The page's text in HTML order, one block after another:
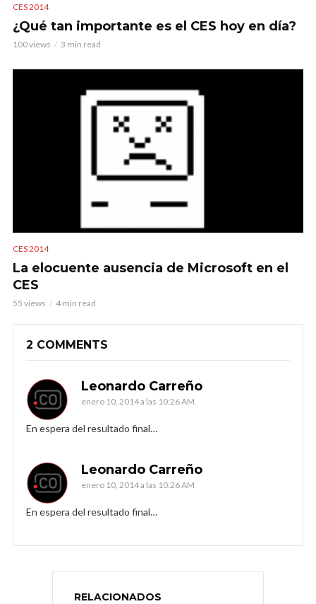
CES 2014
¿Qué tan importante es el CES hoy en día?
100 views 3 min read
CES 2014
La elocuente ausencia de Microsoft en el
CES
55 views 4 min read
2 COMMENTS
Leonardo Carreño
enero 10, 2014 a las 10:26 AM
En espera del resultado final…
Leonardo Carreño
enero 10, 2014 a las 10:26 AM
En espera del resultado final…
RELACIONADOS